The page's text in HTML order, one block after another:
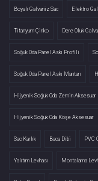
Boyalı Galvaniz Sac Elektro
Titanyum Çinko Dere Oluk
Soğuk Oda Panel Askı Profili
Soğuk Oda Panel Askı Mantarı
Hijyenik Soğuk Oda Zemin Aksesuar
Hijyenik Soğuk Oda Köşe Aksesuar
Sac Karlık Baca Dibi PVC
Yalıtım Levhası Montalama